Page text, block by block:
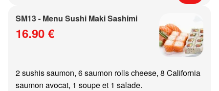
SM13 - Menu Sushi Maki Sashimi
16.90 €
2 sushis saumon, 6 saumon rolls cheese, 8 California
saumon avocat, 1 soupe et 1 salade.